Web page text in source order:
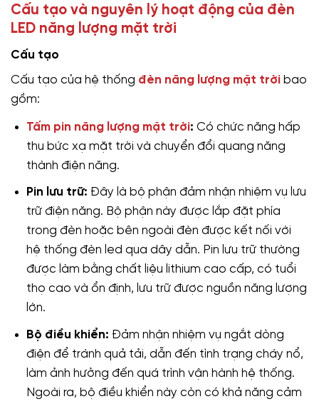
Cấu tạo và nguyên lý hoạt động của đèn
LED năng lượng mặt trời
Cấu tạo
Cấu tạo của hệ thống đèn năng lượng mặt trời bao
gồm:
Tấm pin năng lượng mặt trời: Có chức năng hấp
thu bức xạ mặt trời và chuyển đổi quang năng
thành điện năng.
Pin lưu trữ: Đây là bộ phận đảm nhận nhiệm vụ lưu
trữ điện năng. Bộ phận này được lắp đặt phía
trong đèn hoặc bên ngoài đèn được kết nối với
hệ thống đèn led qua dây dẫn. Pin lưu trữ thường
được làm bằng chất liệu lithium cao cấp, có tuổi
thọ cao và ổn định, lưu trữ được nguồn năng lượng
lớn.
Bộ điều khiển: Đảm nhận nhiệm vụ ngắt dòng
điện để tránh quả tải, dẫn đến tình trạng cháy nổ,
làm ảnh hưởng đến quá trình vận hành hệ thống.
Ngoài ra, bộ điều khiển này còn có khả năng cảm